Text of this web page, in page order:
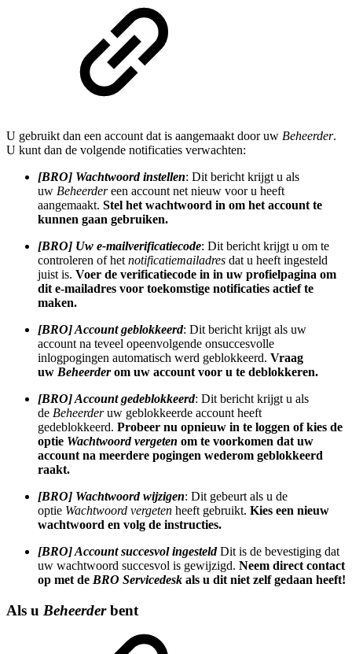
U gebruikt dan een account dat is aangemaakt door uw Beheerder.
U kunt dan de volgende notificaties verwachten:
[BRO] Wachtwoord instellen: Dit bericht krijgt u als
uw Beheerdereen account net nieuw voor u heeft
aangemaakt. Stel het wachtwoord in om het account te
kunnen gaan gebruiken.
[BRO] Uw e-mailverificatiecode: Dit bericht krijgt u om te
controleren of hetnotificatiemailadres dat u heeft ingesteld
juist is. Voer de verificatiecode in in uw profielpagina om
dit e-mailadres voor toekomstige notificaties actief te
maken.
[BRO] Account geblokkeerd: Dit bericht krijgt als uw
account na teveel opeenvolgende onsuccesvolle
inlogpogingen automatisch werd geblokkeerd. Vraag
uw Beheerder om uw account voor u te deblokkeren.
[BRO] Account gedeblokkeerd: Dit bericht krijgt u als
de Beheerderuw geblokkeerde account heeft
gedeblokkeerd. Probeer nu opnieuw in te loggen of kies de
optie Wachtwoord vergeten om te voorkomen dat uw
account na meerdere pogingen wederom geblokkeerd
raakt.
[BRO] Wachtwoord wijzigen: Dit gebeurt als u de
optie Wachtwoord vergeten heeft gebruikt. Kies een nieuw
wachtwoord en volg de instructies.
[BRO] Account succesvol ingesteldDit is de bevestiging dat
uw wachtwoord succesvol is gewijzigd. Neem direct contact
op met de BRO Servicedesk als u dit niet zelf gedaan heeft!
Als u Beheerderbent